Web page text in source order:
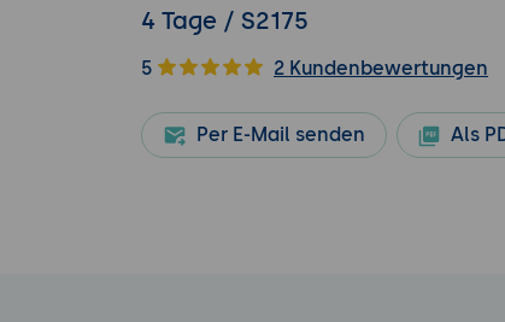
4 Tage / S2175
5 2 Kundenbewertungen
Per E-Mail senden Als